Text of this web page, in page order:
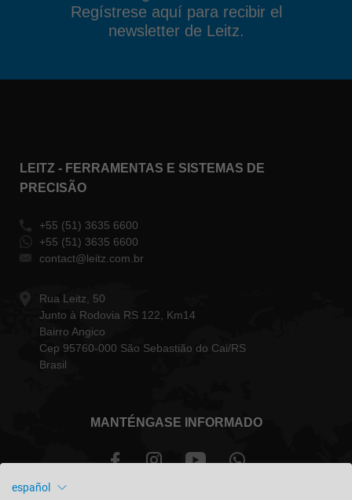
Regístrese aquí para recibir el
newsletter de Leitz.
LEITZ - FERRAMENTAS E SISTEMAS DE
PRECISÃO
+55 (51) 3635 6600
+55 (51) 3635 6600
contact@leitz.com.br
Rua Leitz, 50
Junto à Rodovia RS 122, Km14
Bairro Angico
Cep 95760-000 São Sebastião do Cai/RS
Brasil
MANTÉNGASE INFORMADO
español